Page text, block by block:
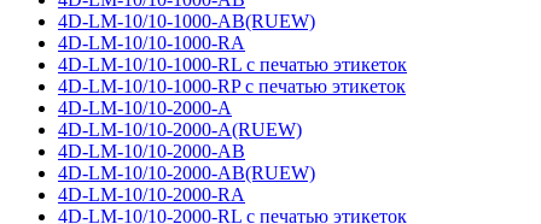
4D-LM-10/10-1000-AB(RUEW)
4D-LM-10/10-1000-RA
4D-LM-10/10-1000-RL с печатью этикеток
4D-LM-10/10-1000-RP с печатью этикеток
4D-LM-10/10-2000-A
4D-LM-10/10-2000-A(RUEW)
4D-LM-10/10-2000-AB
4D-LM-10/10-2000-AB(RUEW)
4D-LM-10/10-2000-RA
4D-LM-10/10-2000-RL с печатью этикеток